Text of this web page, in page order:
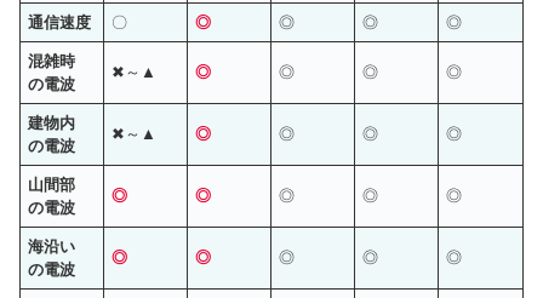
通信速度 〇 ◎ ◎ ◎ ◎
混雑時
の電波
✖～▲ ◎ ◎ ◎ ◎
建物内
の電波
✖～▲ ◎ ◎ ◎ ◎
山間部
の電波
◎ ◎ ◎ ◎ ◎
海沿い
の電波
◎ ◎ ◎ ◎ ◎